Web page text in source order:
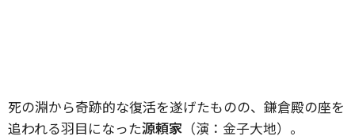
死の淵から奇跡的な復活を遂げたものの、鎌倉殿の座を
追われる羽目になった源頼家 （演：金子大地）。